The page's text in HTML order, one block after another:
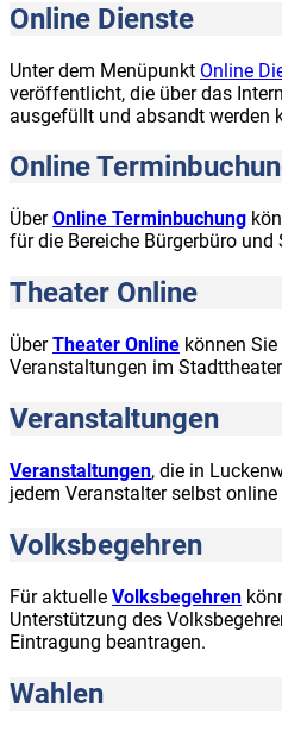
Online Dienste
Unter dem Menüpunkt Online
veröffentlicht, die über das
ausgefüllt und absandt werden
Online
Über Online Terminbuchung
für die Bereiche Bürgerbüro
Theater Online
Über Theater Online können
Veranstaltungen im
Veranstaltungen
Veranstaltungen, die in
jedem Veranstalter selbst
Volksbegehren
Für aktuelle Volksbegehren
Unterstützung des
Eintragung beantragen.
Wahlen